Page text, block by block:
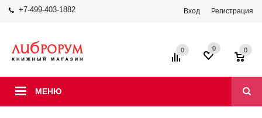
+7-499-403-1882 Вход Регистрация
МЕНЮ
0 0 0